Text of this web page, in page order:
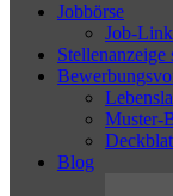
Jobbörse
Job-
Stellenanzeige
Muster-
Blog